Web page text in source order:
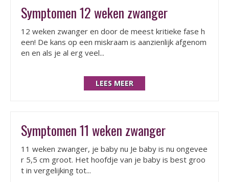
Symptomen 12 weken zwanger
12 weken zwanger en door de meest kritieke fase h
een! De kans op een miskraam is aanzienlijk afgenom
en en als je al erg veel...
LEES MEER
Symptomen 11 weken zwanger
11 weken zwanger, je baby nu Je baby is nu ongevee
r 5,5 cm groot. Het hoofdje van je baby is best groo
t in vergelijking tot...